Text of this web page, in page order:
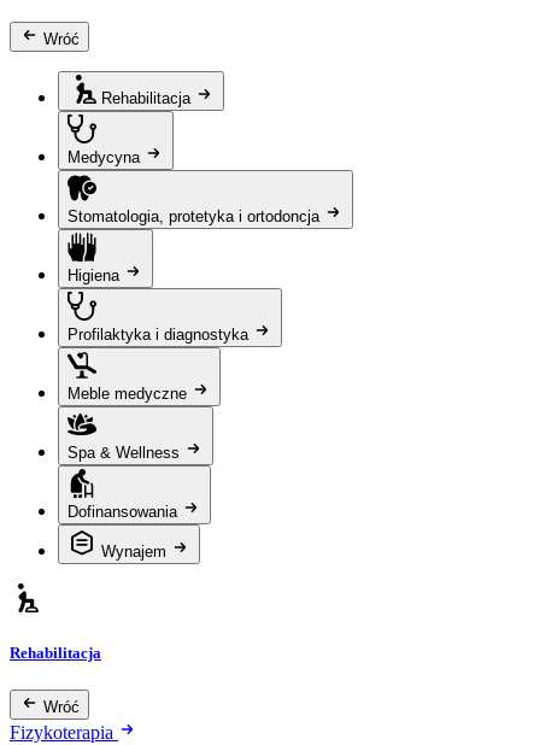
Wróć
Rehabilitacja
Medycyna
Stomatologia, protetyka i ortodoncja
Higiena
Profilaktyka i diagnostyka
Meble medyczne
Spa & Wellness
Dofinansowania
Wynajem
Rehabilitacja
Wróć
Fizykoterapia